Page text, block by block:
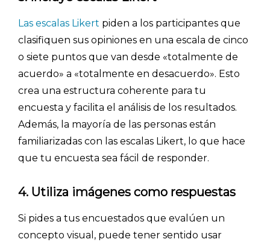
Las escalas Likert piden a los participantes que
clasifiquen sus opiniones en una escala de cinco
o siete puntos que van desde «totalmente de
acuerdo» a «totalmente en desacuerdo». Esto
crea una estructura coherente para tu
encuesta y facilita el análisis de los resultados.
Además, la mayoría de las personas están
familiarizadas con las escalas Likert, lo que hace
que tu encuesta sea fácil de responder.
4. Utiliza imágenes como respuestas
Si pides a tus encuestados que evalúen un
concepto visual, puede tener sentido usar